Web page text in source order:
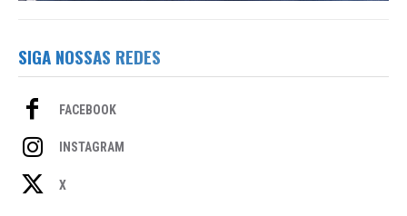
SIGA NOSSAS REDES
FACEBOOK
INSTAGRAM
X